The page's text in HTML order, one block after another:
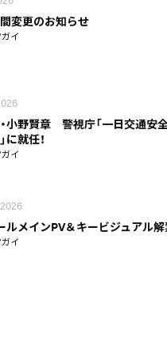
変更のお知らせ
イ
小野賢章 警視庁「一日交通安
に就任！
イ
ルメインPV＆キービジュアル解
イ